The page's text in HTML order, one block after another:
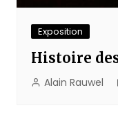
Exposition
Histoire
Alain Rauwel